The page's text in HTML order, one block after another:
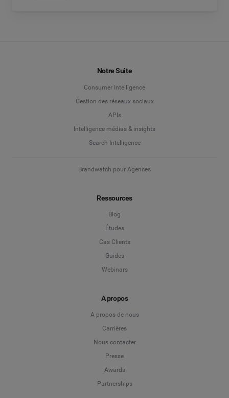
Notre Suite
Consumer Intelligence
Gestion des réseaux sociaux
APIs
Intelligence médias & insights
Search Intelligence
Brandwatch pour Agences
Ressources
Blog
Études
Cas Clients
Guides
Webinars
A propos
A propos de nous
Carrières
Nous contacter
Presse
Awards
Partnerships